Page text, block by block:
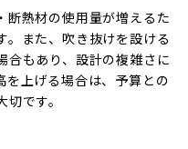
断熱材の使用量が増えるた
。また、吹き抜けを設ける
合もあり、設計の複雑さに
を上げる場合は、予算との
です。